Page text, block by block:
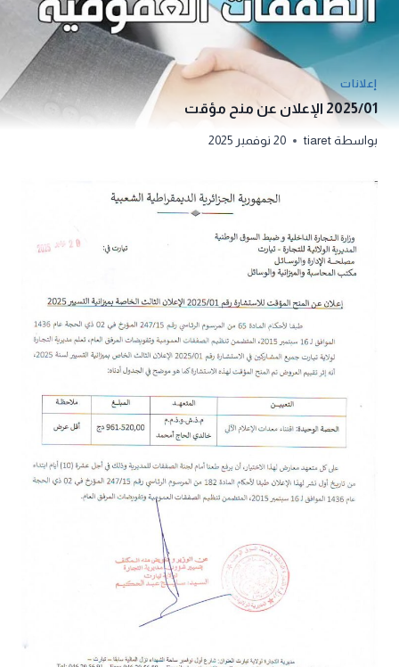
إعلانات
2025/01 الإعلان عن منح مؤقت
بواسطة tiaret 20 نوفمبر 2025